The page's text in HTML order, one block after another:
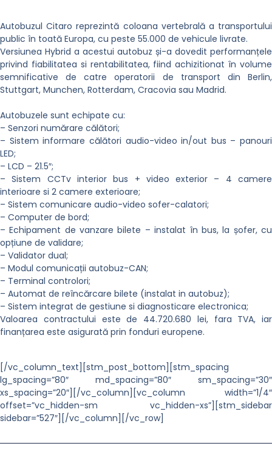
Autobuzul Citaro reprezintă coloana vertebrală a transportului
public în toată Europa, cu peste 55.000 de vehicule livrate.
Versiunea Hybrid a acestui autobuz și-a dovedit performanțele
privind fiabilitatea si rentabilitatea, fiind achizitionat în volume
semnificative de catre operatorii de transport din Berlin,
Stuttgart, Munchen, Rotterdam, Cracovia sau Madrid.
Autobuzele sunt echipate cu:
– Senzori numărare călători;
– Sistem informare călători audio-video in/out bus – panouri
LED;
– LCD – 21.5″;
– Sistem CCTv interior bus + video exterior – 4 camere
interioare si 2 camere exterioare;
– Sistem comunicare audio-video sofer-calatori;
– Computer de bord;
– Echipament de vanzare bilete – instalat în bus, la șofer, cu
opțiune de validare;
– Validator dual;
– Modul comunicații autobuz-CAN;
– Terminal controlori;
– Automat de reîncărcare bilete (instalat in autobuz);
– Sistem integrat de gestiune si diagnosticare electronica;
Valoarea contractului este de 44.720.680 lei, fara TVA, iar
finanțarea este asigurată prin fonduri europene.
[/vc_column_text][stm_post_bottom][stm_spacing
lg_spacing=”80″ md_spacing=”80″ sm_spacing=”30″
xs_spacing=”20″][/vc_column][vc_column width=”1/4″
offset=”vc_hidden-sm vc_hidden-xs”][stm_sidebar
sidebar=”527″][/vc_column][/vc_row]